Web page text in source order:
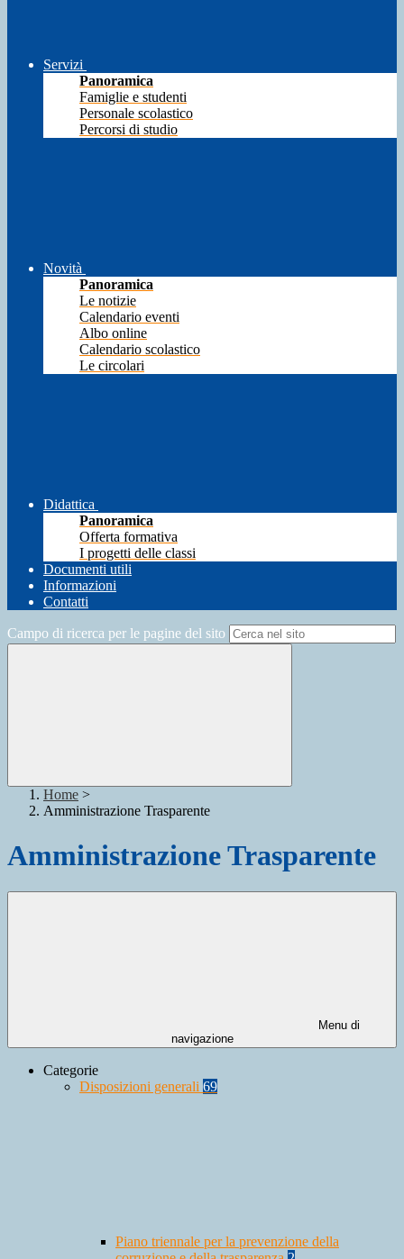
Servizi
Panoramica
Famiglie e studenti
Personale scolastico
Percorsi di studio
Novità
Panoramica
Le notizie
Calendario eventi
Albo online
Calendario scolastico
Le circolari
Didattica
Panoramica
Offerta formativa
I progetti delle classi
Documenti utili
Informazioni
Contatti
Campo di ricerca per le pagine del sito
Home >
Amministrazione Trasparente
Amministrazione Trasparente
Menu di
navigazione
Categorie
Disposizioni generali 69
Piano triennale per la prevenzione della